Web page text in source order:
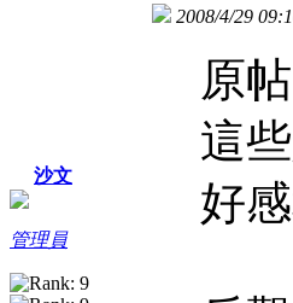
沙文
管理員
2008/4/29
原
這
好